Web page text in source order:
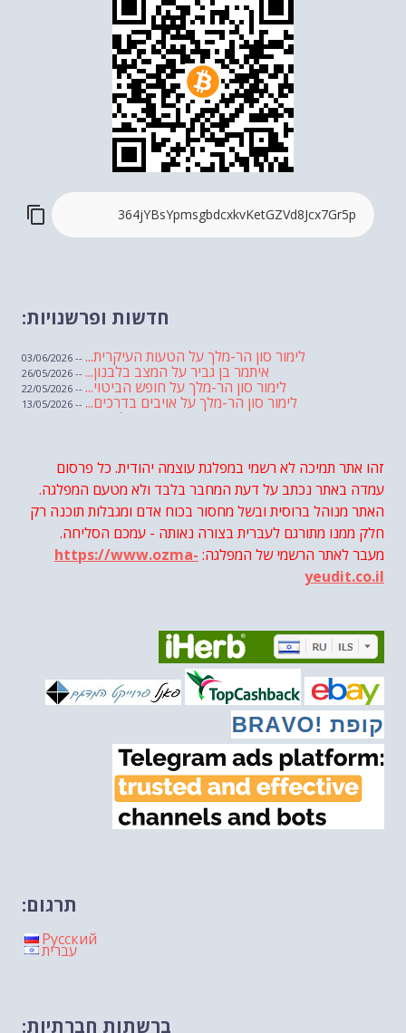
חדשות ופרשנויות:
לימור סון הר-מלך על הטעות העיקרית... -- 03/06/2026
איתמר בן גביר על המצב בלבנון... -- 26/05/2026
לימור סון הר-מלך על חופש הביטוי... -- 22/05/2026
לימור סון הר-מלך על אויבים בדרכים... -- 13/05/2026
שבועת אמונים לדעאש
לימור סון הר-מלך על חוק...-- 19/04/2026
מיכאל בן ארי על פרשת הת...
מיכאל בן ארי על פרשת הת... -- 10/04/2026
השר בן גביר במקום נפילת הטיל.... -- 06/04/2026
חוק עונש מוות למחבלים...-- 29/03/2026
מיכאל בן ארי על פרשת השבוע ת... -- 27/03/2026
מיכאל בן ארי על פרשת השבוע ת...-- 20/03/2026
מיכאל בן ארי על דילמת המנהיגות....
מיכאל בן ארי על פרשת הת...
מיכאל בן ארי על פרשת הת...
מיכאל בן ארי על פרשת הת...-- 13/02/2026
מיכאל בן ארי על פרשת השבוע ת...-- 06/02/2026
חלקם של היהודים הולך ופוחת....
מיכאל בן ארי על פרשת השבוע ת...
זהו אתר תמיכה לא רשמי במפלגת עוצמה יהודית. כל פרסום
עמדה באתר נכתב על דעת המחבר בלבד ולא מטעם המפלגה.
האתר מנוהל ברוסית ובשל מחסור בכוח אדם ומגבלות תוכנה רק
חלק ממנו מתורגם לעברית בצורה נאותה - עמכם הסליחה.
מעבר לאתר הרשמי של המפלגה: https://www.ozma-
yeudit.co.il
תרגום:
Русский
עברית
ברשתות חברתיות: